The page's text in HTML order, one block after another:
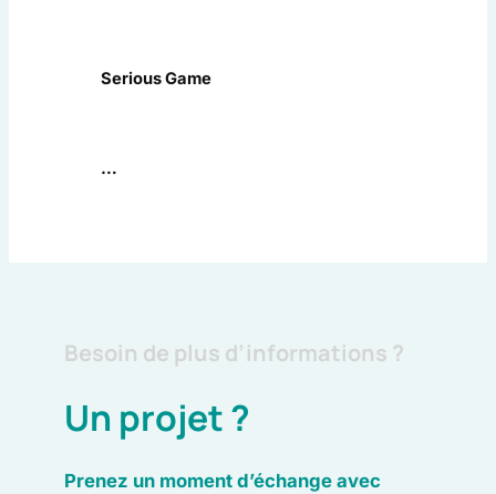
Serious Game
…
Besoin de plus d’informations ?
Un projet ?
Prenez un moment d’échange avec